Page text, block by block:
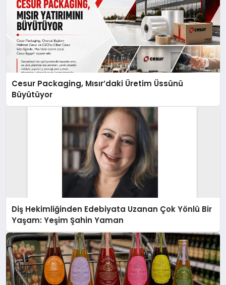
Cesur Packaging, Mısır’daki Üretim Üssünü
Büyütüyor
Diş Hekimliğinden Edebiyata Uzanan Çok Yönlü Bir
Yaşam: Yeşim Şahin Yaman